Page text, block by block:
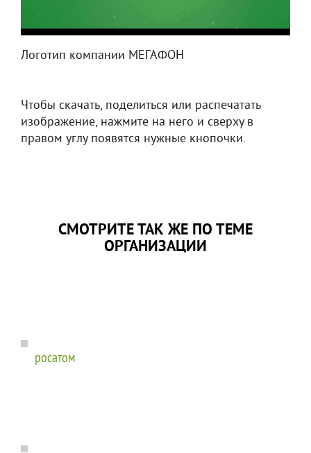
Логотип компании МЕГАФОН
Чтобы скачать, поделиться или распечатать
изображение, нажмите на него и сверху в
правом углу появятся нужные кнопочки.
СМОТРИТЕ ТАК ЖЕ ПО ТЕМЕ
ОРГАНИЗАЦИИ
росатом